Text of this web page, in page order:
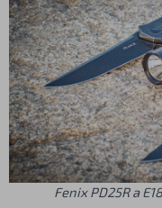
Fenix PD25R a